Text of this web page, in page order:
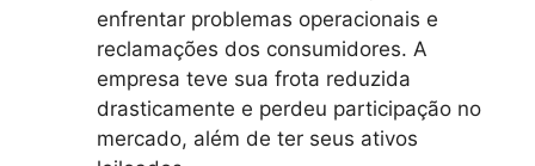
enfrentar problemas operacionais e
reclamações dos consumidores. A
empresa teve sua frota reduzida
drasticamente e perdeu participação no
mercado, além de ter seus ativos